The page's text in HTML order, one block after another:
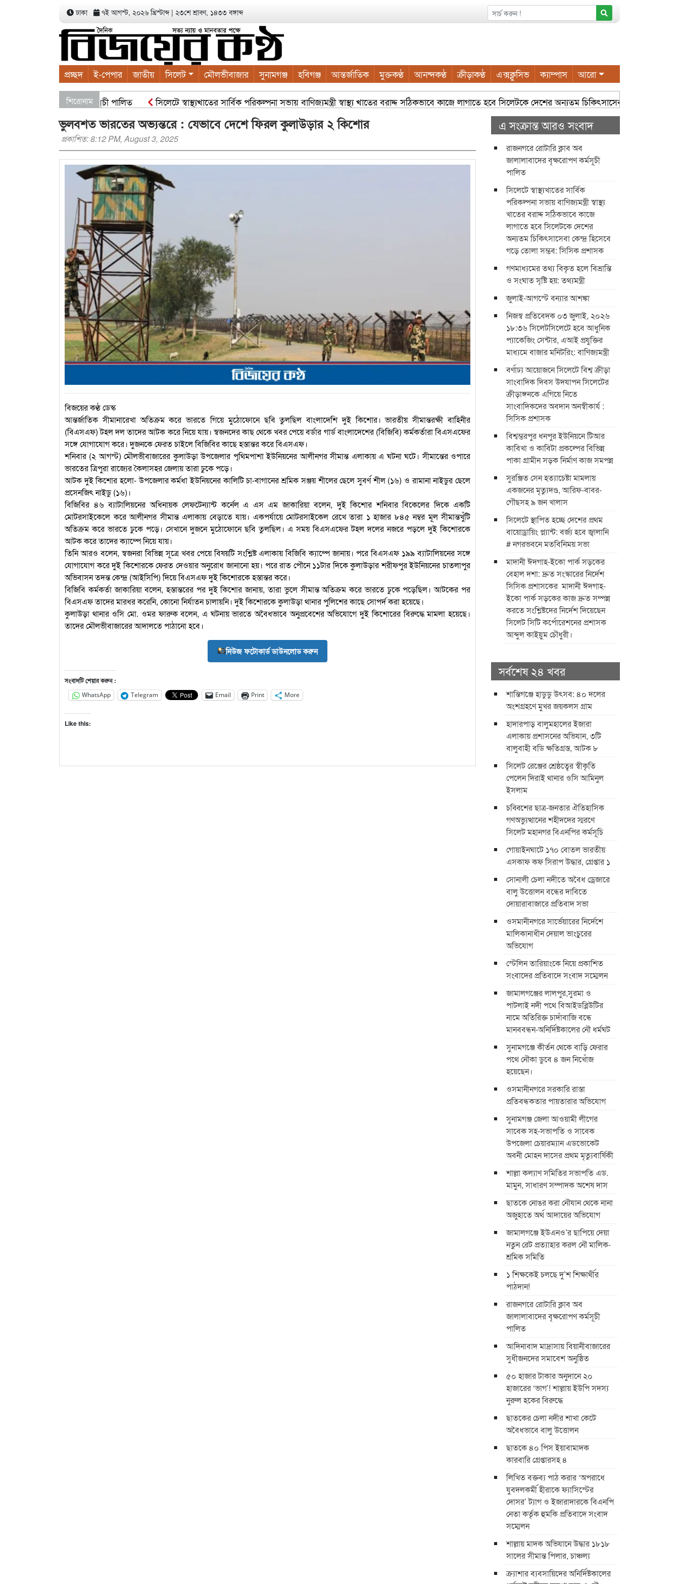
ঢাকা ৭ই আগস্ট, ২০২৬ খ্রিস্টাব্দ| ২৩শে শ্রাবণ, ১৪৩৩ বঙ্গাব্দ
প্রচ্ছদ ই-পেপার জাতীয় সিলেট মৌলভীবাজার সুনামগঞ্জ হবিগঞ্জ আন্তর্জাতিক মুক্তকণ্ঠ আনন্দকণ্ঠ ক্রীড়াকণ্ঠ এক্সক্লুসিভ ক্যাম্পাস আরো
শিরোনাম
বৃক্ষরোপণ কর্মসূচী পালিত সিলেটে স্বাস্থ্যখাতের সার্বিক পরিকল্পনা সভায় বাণিজ্যমন্ত্রী স্বাস্থ্য খাতের বরাদ্দ সঠিকভাবে কাজে লাগাতে হবে সিলেটকে দেশের অন্যতম চিকিৎসাসেবা কেন্দ্র হিসেবে
ভুলবশত ভারতের অভ্যন্তরে : যেভাবে দেশে ফিরল কুলাউড়ার ২ কিশোর
প্রকাশিত: 8:12 PM, August 3, 2025
বিজয়ের কণ্ঠ ডেস্ক
আন্তর্জাতিক সীমানারেখা অতিক্রম করে ভারতে গিয়ে মুঠোফোনে ছবি তুলছিল বাংলাদেশি দুই কিশোর। ভারতীয় সীমান্তরক্ষী বাহিনীর
(বিএসএফ) টহল দল তাদের আটক করে নিয়ে যায়। স্বজনদের কাছ থেকে খবর পেয়ে বর্ডার গার্ড বাংলাদেশের (বিজিবি) কর্মকর্তারা বিএসএফের
সঙ্গে যোগাযোগ করে। দুজনকে ফেরত চাইলে বিজিবির কাছে হস্তান্তর করে বিএসএফ।
শনিবার (২ আগস্ট) মৌলভীবাজারের কুলাউড়া উপজেলার পৃথিমপাশা ইউনিয়নের আলীনগর সীমান্ত এলাকায় এ ঘটনা ঘটে। সীমান্তের ওপারে
ভারতের ত্রিপুরা রাজ্যের কৈলাসহর জেলায় তারা ঢুকে পড়ে।
আটক দুই কিশোর হলো- উপজেলার কর্মধা ইউনিয়নের কালিটি চা-বাগানের শ্রমিক সঞ্জয় শীলের ছেলে সুবর্ণ শীল (১৬) ও রামানা নাইডুর ছেলে
প্রসেনজিৎ নাইডু (১৬)।
বিজিবির ৪৬ ব্যাটালিয়নের অধিনায়ক লেফটেন্যান্ট কর্নেল এ এস এম জাকারিয়া বলেন, দুই কিশোর শনিবার বিকেলের দিকে একটি
মোটরসাইকেলে করে আলীনগর সীমান্ত এলাকায় বেড়াতে যায়। একপর্যায়ে মোটরসাইকেল রেখে তারা ১ হাজার ৮৪৫ নম্বর মূল সীমান্তখুঁটি
অতিক্রম করে ভারতে ঢুকে পড়ে। সেখানে দুজনে মুঠোফোনে ছবি তুলছিল। এ সময় বিএসএফের টহল দলের নজরে পড়লে দুই কিশোরকে
আটক করে তাদের ক্যাম্পে নিয়ে যায়।
তিনি আরও বলেন, স্বজনরা বিভিন্ন সূত্রে খবর পেয়ে বিষয়টি সংশ্লিষ্ট এলাকায় বিজিবি ক্যাম্পে জানায়। পরে বিএসএফ ১৯৯ ব্যাটালিয়নের সঙ্গে
যোগাযোগ করে দুই কিশোরকে ফেরত দেওয়ার অনুরোধ জানানো হয়। পরে রাত পৌনে ১১টার দিকে কুলাউড়ার শরীফপুর ইউনিয়নের চাতলাপুর
অভিবাসন তদন্ত কেন্দ্র (আইসিপি) দিয়ে বিএসএফ দুই কিশোরকে হস্তান্তর করে।
বিজিবি কর্মকর্তা জাকারিয়া বলেন, হস্তান্তরের পর দুই কিশোর জানায়, তারা ভুলে সীমান্ত অতিক্রম করে ভারতে ঢুকে পড়েছিল। আটকের পর
বিএসএফ তাদের মারধর করেনি, কোনো নির্যাতন চালায়নি। দুই কিশোরকে কুলাউড়া থানার পুলিশের কাছে সোপর্দ করা হয়েছে।
কুলাউড়া থানার ওসি মো. ওমর ফারুক বলেন, এ ঘটনায় ভারতে অবৈধভাবে অনুপ্রবেশের অভিযোগে দুই কিশোরের বিরুদ্ধে মামলা হয়েছে।
তাদের মৌলভীবাজারের আদালতে পাঠানো হবে।
নিউজ ফটোকার্ড ডাউনলোড করুন
সংবাদটি শেয়ার করুন :
WhatsApp Telegram Email Print More
Like this:
এ সংক্রান্ত আরও সংবাদ
রাজনগরে রোটারি ক্লাব অব
জালালাবাদের বৃক্ষরোপণ কর্মসূচী
পালিত
সিলেটে স্বাস্থ্যখাতের সার্বিক
পরিকল্পনা সভায় বাণিজ্যমন্ত্রী স্বাস্থ্য
খাতের বরাদ্দ সঠিকভাবে কাজে
লাগাতে হবে সিলেটকে দেশের
অন্যতম চিকিৎসাসেবা কেন্দ্র হিসেবে
গড়ে তোলা সম্ভব: সিসিক প্রশাসক
গণমাধ্যমের তথ্য বিকৃত হলে বিভ্রান্তি
ও সংঘাত সৃষ্টি হয়: তথ্যমন্ত্রী
জুলাই-আগস্টে বন্যার আশঙ্কা
নিজস্ব প্রতিবেদক ০৩ জুলাই, ২০২৬
১৮:৩৬ সিলেটসিলেটে হবে আধুনিক
প্যাকেজিং সেন্টার, এআই প্রযুক্তির
মাধ্যমে বাজার মনিটরিং: বাণিজ্যমন্ত্রী
বর্ণাঢ্য আয়োজনে সিলেটে বিশ্ব ক্রীড়া
সাংবাদিক দিবস উদযাপন সিলেটের
ক্রীড়াঙ্গনকে এগিয়ে নিতে
সাংবাদিকদের অবদান অনস্বীকার্য :
সিসিক প্রশাসক
বিশ্বম্ভরপুর ধনপুর ইউনিয়নে টিআর
কাবিখা ও কাবিটা প্রকল্পের বিভিন্ন
পাকা গ্রামীন সড়ক নির্মাণ কাজ সমপন্ন
সুরঞ্জিত সেন হত্যাচেষ্টা মামলায়
একজনের মৃত্যুদণ্ড, আরিফ-বাবর-
গৌছসহ ৯ জন খালাস
​সিলেটে স্থাপিত হচ্ছে দেশের প্রথম
বায়োড্রায়িং প্ল্যান্ট: বর্জ্য হবে জ্বালানি ​
# নগরভবনে মতবিনিময় সভা
​মাদানী ঈদগাহ-ইকো পার্ক সড়কের
বেহাল দশা: দ্রুত সংস্কারের নির্দেশ
সিসিক প্রশাসকের ​ ​মাদানী ঈদগাহ-
ইকো পার্ক সড়কের কাজ দ্রুত সম্পন্ন
করতে সংশ্লিষ্টদের নির্দেশ দিয়েছেন
সিলেট সিটি কর্পোরেশনের প্রশাসক
আব্দুল কাইয়ুম চৌধুরী।
সর্বশেষ ২৪ খবর
শান্তিগঞ্জে হাডুডু উৎসব: ৪০ দলের
অংশগ্রহণে মুখর জয়কলস গ্রাম
হাদারপাড় বালুমহালের ইজারা
এলাকায় প্রশাসনের অভিযান, ৩টি
বালুবাহী বডি ক্ষতিগ্রস্ত, আটক ৮
সিলেট রেঞ্জের শ্রেষ্ঠত্বের স্বীকৃতি
পেলেন দিরাই থানার ওসি আমিনুল
ইসলাম
চব্বিশের ছাত্র-জনতার ঐতিহাসিক
গণঅভ্যুত্থানের শহীদদের স্মরণে
সিলেট মহানগর বিএনপির কর্মসূচি
গোয়াইনঘাটে ১৭০ বোতল ভারতীয়
এসকাফ কফ সিরাপ উদ্ধার, গ্রেপ্তার ১
সোনালী চেলা নদীতে অবৈধ ড্রেজারে
বালু উত্তোলন বন্ধের দাবিতে
দোয়ারাবাজারে প্রতিবাদ সভা
ওসমানীনগরে সার্ভেয়ারের নির্দেশে
মালিকানাধীন দেয়াল ভাংচুরের
অভিযোগ
স্টেলিন তারিয়াংকে নিয়ে প্রকাশিত
সংবাদের প্রতিবাদে সংবাদ সম্মেলন
জামালগঞ্জের লালপুর,সুরমা ও
পাটলাই নদী পথে বিআইডব্লিউটির
নামে অতিরিক্ত চাদাঁবাজি বন্ধে
মানববন্ধন-অনির্দিষ্টকালের নৌ ধর্মঘট
সুনামগঞ্জে কীর্তন থেকে বাড়ি ফেরার
পথে নৌকা ডুবে ৪ জন নিখোঁজ
হয়েছেন।
ওসমানীনগরে সরকারি রাস্তা
প্রতিবন্ধকতার পায়তারার অভিযোগ
সুনামগঞ্জ জেলা আওয়ামী লীগের
সাবেক সহ-সভাপতি ও সাবেক
উপজেলা চেয়ারম্যান এডভোকেট
অবনী মোহন দাসের প্রথম মৃত্যুবার্ষিকী
শাল্লা কল্যাণ সমিতির সভাপতি এড.
মামুন, সাধারণ সম্পাদক অশেষ দাস
ছাতকে নোঙর করা নৌযান থেকে নানা
অজুহাতে অর্থ আদায়ের অভিযোগ
জামালগঞ্জে ইউএনও’র ছাপিয়ে দেয়া
নতুন রেট প্রত্যাহার করল নৌ মালিক-
শ্রমিক সমিতি
১ শিক্ষকেই চলছে দু’শ শিক্ষার্থীর
পাঠদান!
রাজনগরে রোটারি ক্লাব অব
জালালাবাদের বৃক্ষরোপণ কর্মসূচী
পালিত
আদিনাবাদ মাদ্রাসায় বিয়ানীবাজারের
সুধীজনদের সমাবেশ অনুষ্ঠিত
৫০ হাজার টাকার অনুদানে ২০
হাজারের ‘ভাগ’! শাল্লায় ইউপি সদস্য
নুরুল হকের বিরুদ্ধে
ছাতকের চেলা নদীর শাখা কেটে
অবৈধভাবে বালু উত্তোলন
ছাতকে ৪০ পিস ইয়াবামাদক
কারবারি গ্রেপ্তারসহ ৪
লিখিত বক্তব্য পাঠ করার ‘অপরাধে
যুবদলকর্মী হীরাকে ফ্যাসিস্টের
দোসর’ ট্যাগ ও ইজারাদারকে বিএনপি
নেতা কর্তৃক হুমকি প্রতিবাদে সংবাদ
সম্মেলন
শাল্লায় মাদক অভিযানে উদ্ধার ১৮১৮
সালের সীমান্ত পিলার, চাঞ্চল্য
ক্র্যাশার ব্যবসায়িদের অনির্দিষ্টকালের